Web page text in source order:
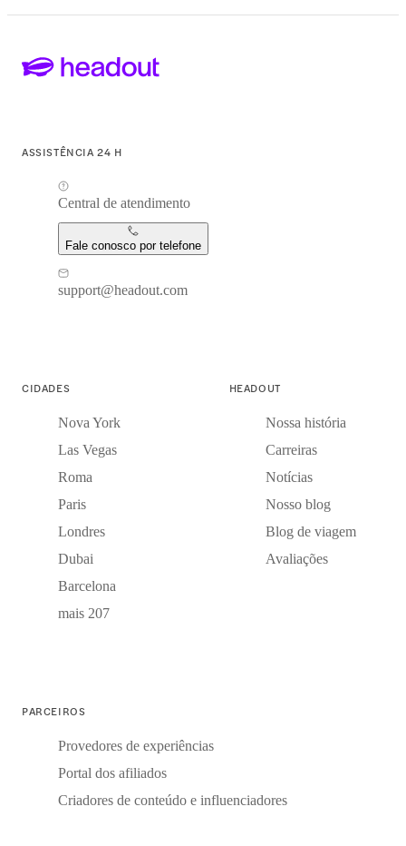
ASSISTÊNCIA 24 H
Central de atendimento
Fale conosco por telefone
support@headout.com
CIDADES
Nova York
Las Vegas
Roma
Paris
Londres
Dubai
Barcelona
mais 207
HEADOUT
Nossa história
Carreiras
Notícias
Nosso blog
Blog de viagem
Avaliações
PARCEIROS
Provedores de experiências
Portal dos afiliados
Criadores de conteúdo e influenciadores